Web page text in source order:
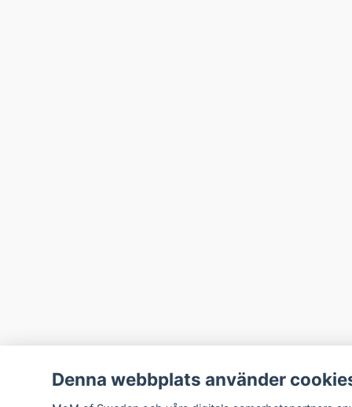
Denna webbplats använder